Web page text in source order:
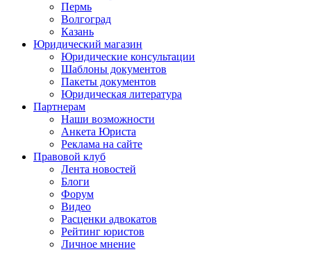
Пермь
Волгоград
Казань
Юридический магазин
Юридические консультации
Шаблоны документов
Пакеты документов
Юридическая литература
Партнерам
Наши возможности
Анкета Юриста
Реклама на сайте
Правовой клуб
Лента новостей
Блоги
Форум
Видео
Расценки адвокатов
Рейтинг юристов
Личное мнение